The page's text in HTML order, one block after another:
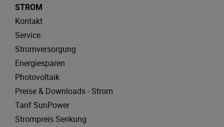
STROM
Kontakt
Service
Stromversorgung
Energiesparen
Photovoltaik
Preise & Downloads - Strom
Tarif SunPower
Strompreis Senkung